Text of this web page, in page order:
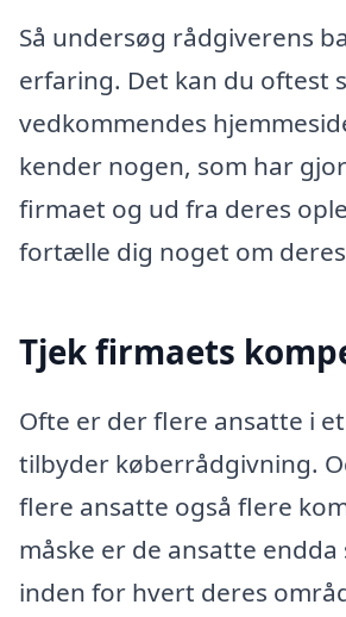
Så undersøg rådgiverens
erfaring. Det kan du oftest
vedkommendes
kender nogen, som har
firmaet og ud fra deres
fortælle dig noget om deres
Tjek firmaets
Ofte er der flere ansatte i
tilbyder køberrådgivning.
flere ansatte også flere
måske er de ansatte endda
inden for hvert deres